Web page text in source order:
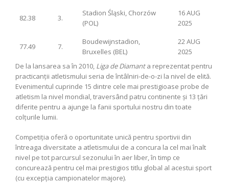
82.38 3.
Stadion Śląski, Chorzów
(POL)
16 AUG
2025
77.49 7.
Boudewijnstadion,
Bruxelles (BEL)
22 AUG
2025
De la lansarea sa în 2010, Liga de Diamanta reprezentat pentru
practicanții atletismului seria de întâlniri-de-o-zi la nivel de elită.
Evenimentul cuprinde 15 dintre cele mai prestigioase probe de
atletism la nivel mondial, traversând patru continente și 13 țări
diferite pentru a ajunge la fanii sportului nostru din toate
colțurile lumii.
Competiția oferă o oportunitate unică pentru sportivii din
întreaga diversitate a atletismului de a concura la cel mai înalt
nivel pe tot parcursul sezonului în aer liber, în timp ce
concurează pentru cel mai prestigios titlu global al acestui sport
(cu excepția campionatelor majore).